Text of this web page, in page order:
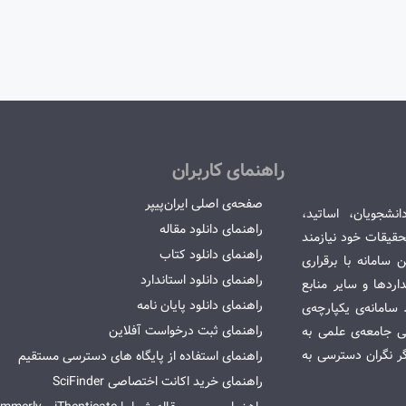
اساتید،
خود نیازمند
با برقراری
و سایر منابع
یکپارچه‌ی
جامعه‌ی علمی به
نگران دسترسی به
راهنمای کاربران
صفحه‌ی اصلی ایران‌پیپر
راهنمای دانلود مقاله
راهنمای دانلود کتاب
راهنمای دانلود استاندارد
راهنمای دانلود پایان نامه
راهنمای ثبت درخواست آفلاین
راهنمای استفاده از پایگاه های دسترسی مستقیم
راهنمای خرید اکانت اختصاصی SciFinder